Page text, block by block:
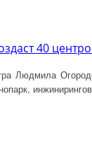
40
Людмила